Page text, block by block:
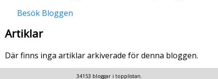
Besök Bloggen
Artiklar
Där finns inga artiklar arkiverade för denna bloggen.
34153 bloggar i topplistan.